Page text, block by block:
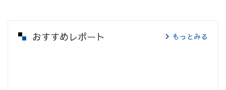
おすすめレポート もっとみる